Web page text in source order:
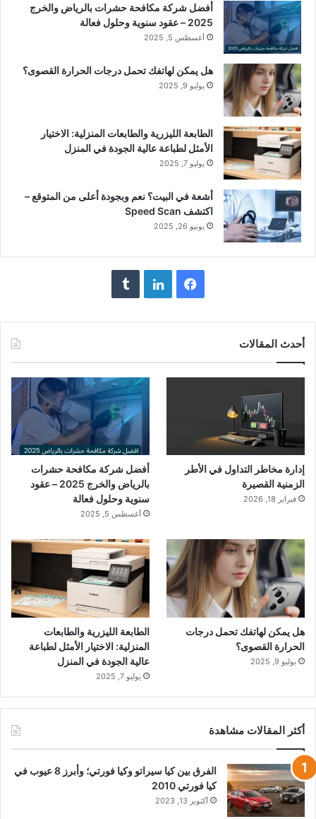
أفضل شركة مكافحة حشرات بالرياض والخرج
2025 – عقود سنوية وحلول فعالة
أغسطس 5, 2025
هل يمكن لهاتفك تحمل درجات الحرارة القصوى؟
يوليو 9, 2025
الطابعة الليزرية والطابعات المنزلية: الاختيار
الأمثل لطباعة عالية الجودة في المنزل
يوليو 7, 2025
أشعة في البيت؟ نعم وبجودة أعلى من المتوقع –
اكتشف Speed Scan
يونيو 26, 2025
فيسبوكلينكدإن
‏Tumblr
أحدث المقالات
إدارة مخاطر التداول في الأطر
الزمنية القصيرة
فبراير 18, 2026
أفضل شركة مكافحة حشرات
بالرياض والخرج 2025 – عقود
سنوية وحلول فعالة
أغسطس 5, 2025
هل يمكن لهاتفك تحمل درجات
الحرارة القصوى؟
يوليو 9, 2025
الطابعة الليزرية والطابعات
المنزلية: الاختيار الأمثل لطباعة
عالية الجودة في المنزل
يوليو 7, 2025
أكثر المقالات مشاهدة
الفرق بين كيا سيراتو وكيا فورتي؛ وأبرز 8 عيوب في
كيا فورتي 2010
أكتوبر 13, 2023